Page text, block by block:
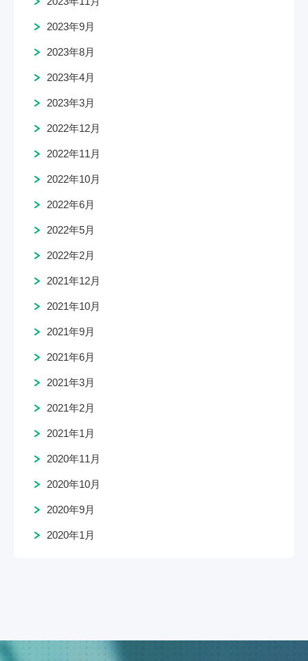
2023年9月
2023年8月
2023年4月
2023年3月
2022年12月
2022年11月
2022年10月
2022年6月
2022年5月
2022年2月
2021年12月
2021年10月
2021年9月
2021年6月
2021年3月
2021年2月
2021年1月
2020年11月
2020年10月
2020年9月
2020年1月